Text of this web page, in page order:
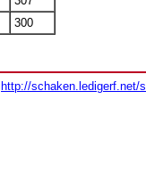
300
http://schaken.ledigerf.net/